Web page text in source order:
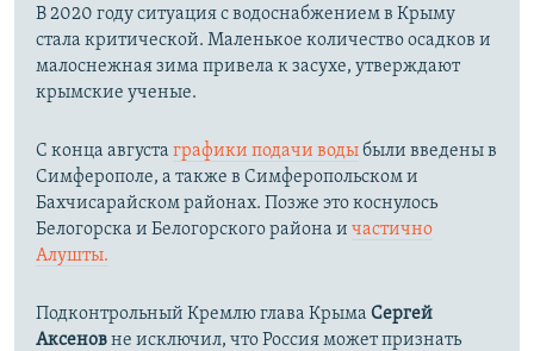
В 2020 году ситуация с водоснабжением в Крыму
стала критической. Маленькое количество осадков и
малоснежная зима привела к засухе, утверждают
крымские ученые.
С конца августа графики подачи водыбыли введены в
Симферополе, а также в Симферопольском и
Бахчисарайском районах. Позже это коснулось
Белогорска и Белогорского района и частично
Алушты.
Подконтрольный Кремлю глава Крыма Сергей
Аксеновне исключил, что Россия может признать